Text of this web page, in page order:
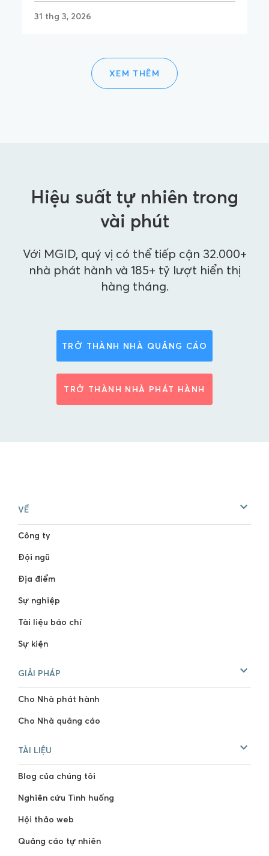
31 thg 3, 2026
XEM THÊM
Hiệu suất tự nhiên trong
vài phút
Với MGID, quý vị có thể tiếp cận 32.000+
nhà phát hành và 185+ tỷ lượt hiển thị
hàng tháng.
TRỞ THÀNH NHÀ QUẢNG CÁO
TRỞ THÀNH NHÀ PHÁT HÀNH
VỀ
Công ty
Đội ngũ
Địa điểm
Sự nghiệp
Tài liệu báo chí
Sự kiện
GIẢI PHÁP
Cho Nhà phát hành
Cho Nhà quảng cáo
TÀI LIỆU
Blog của chúng tôi
Nghiên cứu Tình huống
Hội thảo web
Quảng cáo tự nhiên